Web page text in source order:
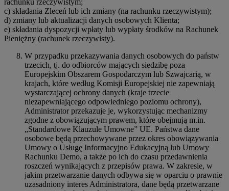
c) składania Zleceń lub ich zmiany (na rachunku rzeczywistym);
d) zmiany lub aktualizacji danych osobowych Klienta;
e) składania dyspozycji wpłaty lub wypłaty środków na Rachunek
Pieniężny (rachunek rzeczywisty).
W przypadku przekazywania danych osobowych do państw
trzecich, tj. do odbiorców mających siedzibę poza
Europejskim Obszarem Gospodarczym lub Szwajcarią, w
krajach, które według Komisji Europejskiej nie zapewniają
wystarczającej ochrony danych (kraje trzecie
niezapewniającego odpowiedniego poziomu ochrony),
Administrator przekazuje je, wykorzystując mechanizmy
zgodne z obowiązującym prawem, które obejmują m.in.
„Standardowe Klauzule Umowne” UE. Państwa dane
osobowe będą przechowywane przez okres obowiązywania
Umowy o Usługę Informacyjno Edukacyjną lub Umowy
Rachunku Demo, a także po ich do czasu przedawnienia
roszczeń wynikających z przepisów prawa. W zakresie, w
jakim przetwarzanie danych odbywa się w oparciu o prawnie
uzasadniony interes Administratora, dane będą przetwarzane